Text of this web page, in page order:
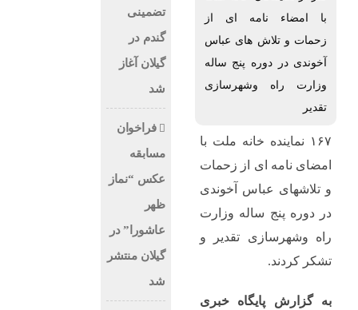
با امضاء نامه ای از
زحمات و تلاش های عباس
آخوندی در دوره پنج ساله
وزارت راه وشهرسازی
تقدیر
۱۶۷ نماینده خانه ملت با
امضای نامه ای از زحمات
و تلاشهای عباس آخوندی
در دوره پنج ساله وزارت
راه وشهرسازی تقدیر و
تشکر کردند.
به گزارش پایگاه خبری
تضمینی
گندم در
گیلان آغاز
شد
فراخوان
مسابقه
عکس “نماز
ظهر
عاشورا” در
گیلان منتشر
شد